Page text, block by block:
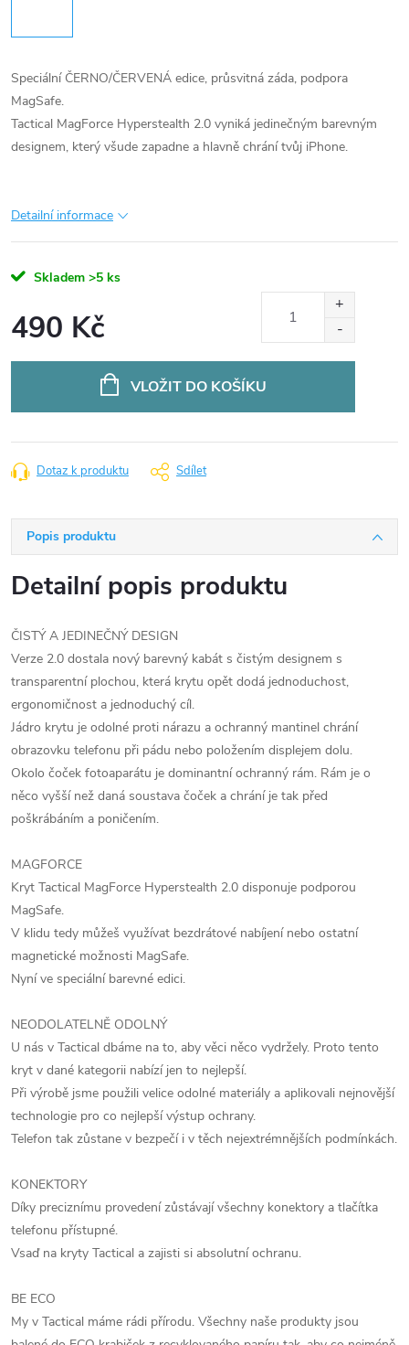
Speciální ČERNO/ČERVENÁ edice, průsvitná záda, podpora
MagSafe.
Tactical MagForce Hyperstealth 2.0 vyniká jedinečným barevným
designem, který všude zapadne a hlavně chrání tvůj iPhone.
Detailní informace
Skladem >5 ks
490 Kč
VLOŽIT DO KOŠÍKU
Dotaz k produktu Sdílet
Popis produktu
Detailní popis produktu
ČISTÝ A JEDINEČNÝ DESIGN
Verze 2.0 dostala nový barevný kabát s čistým designem s
transparentní plochou, která krytu opět dodá jednoduchost,
ergonomičnost a jednoduchý cíl.
Jádro krytu je odolné proti nárazu a ochranný mantinel chrání
obrazovku telefonu při pádu nebo položením displejem dolu.
Okolo čoček fotoaparátu je dominantní ochranný rám. Rám je o
něco vyšší než daná soustava čoček a chrání je tak před
poškrábáním a poničením.
MAGFORCE
Kryt Tactical MagForce Hyperstealth 2.0 disponuje podporou
MagSafe.
V klidu tedy můžeš využívat bezdrátové nabíjení nebo ostatní
magnetické možnosti MagSafe.
Nyní ve speciální barevné edici.
NEODOLATELNĚ ODOLNÝ
U nás v Tactical dbáme na to, aby věci něco vydržely. Proto tento
kryt v dané kategorii nabízí jen to nejlepší.
Při výrobě jsme použili velice odolné materiály a aplikovali nejnovější
technologie pro co nejlepší výstup ochrany.
Telefon tak zůstane v bezpečí i v těch nejextrémnějších podmínkách.
KONEKTORY
Díky preciznímu provedení zůstávají všechny konektory a tlačítka
telefonu přístupné.
Vsaď na kryty Tactical a zajisti si absolutní ochranu.
BE ECO
My v Tactical máme rádi přírodu. Všechny naše produkty jsou